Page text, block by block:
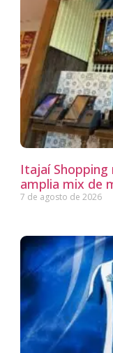
Itajaí Shopping
amplia mix de
7 de agosto de 2026